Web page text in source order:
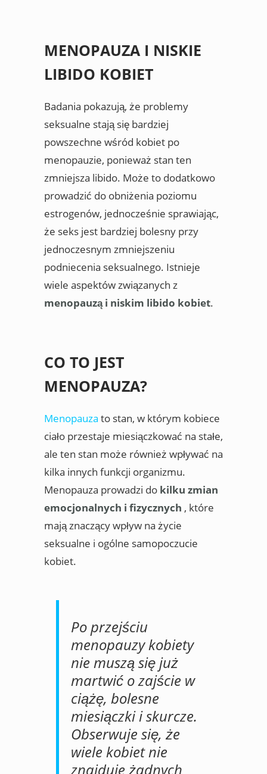
MENOPAUZA I NISKIE
LIBIDO KOBIET
Badania pokazują, że problemy
seksualne stają się bardziej
powszechne wśród kobiet po
menopauzie, ponieważ stan ten
zmniejsza libido. Może to dodatkowo
prowadzić do obniżenia poziomu
estrogenów, jednocześnie sprawiając,
że seks jest bardziej bolesny przy
jednoczesnym zmniejszeniu
podniecenia seksualnego. Istnieje
wiele aspektów związanych z
menopauzą i niskim libido kobiet.
CO TO JEST
MENOPAUZA?
Menopauza to stan, w którym kobiece
ciało przestaje miesiączkować na stałe,
ale ten stan może również wpływać na
kilka innych funkcji organizmu.
Menopauza prowadzi do kilku zmian
emocjonalnych i fizycznych , które
mają znaczący wpływ na życie
seksualne i ogólne samopoczucie
kobiet.
Po przejściu
menopauzy kobiety
nie muszą się już
martwić o zajście w
ciążę, bolesne
miesiączki i skurcze.
Obserwuje się, że
wiele kobiet nie
znajduje żadnych